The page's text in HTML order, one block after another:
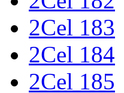
2Cel 183
2Cel 184
2Cel 185